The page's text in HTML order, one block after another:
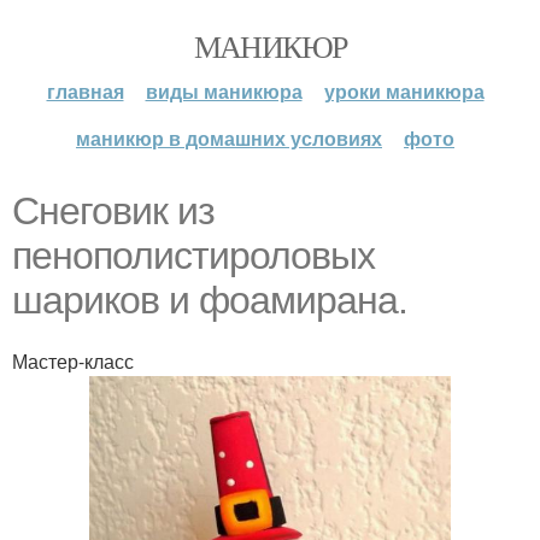
МАНИКЮР
главная виды маникюра
уроки маникюра
маникюр в домашних условиях
фото
Снеговик из
пенополистироловых
шариков и фоамирана.
Мастер-класс